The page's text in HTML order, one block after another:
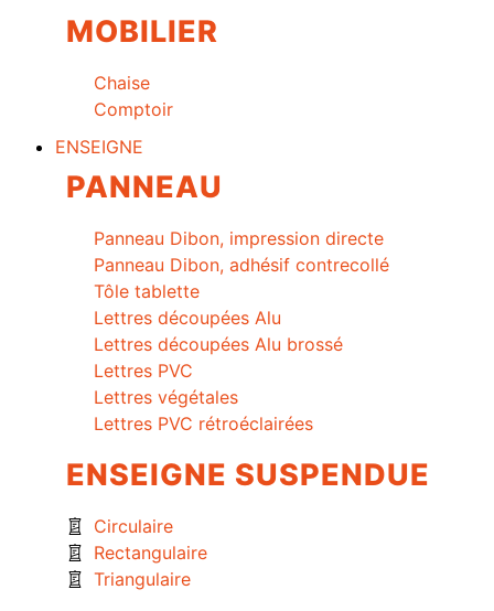
MOBILIER
Chaise
Comptoir
ENSEIGNE
PANNEAU
Panneau Dibon, impression directe
Panneau Dibon, adhésif contrecollé
Tôle tablette
Lettres découpées Alu
Lettres découpées Alu brossé
Lettres PVC
Lettres végétales
Lettres PVC rétroéclairées
ENSEIGNE SUSPENDUE
Circulaire
Rectangulaire
Triangulaire